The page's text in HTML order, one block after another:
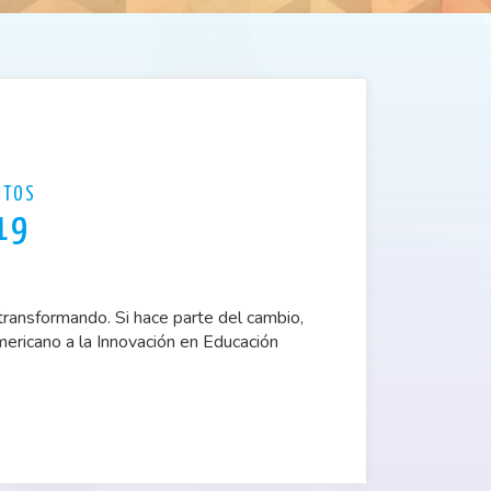
Si hace parte del cambio,
a la Innovación en Educación